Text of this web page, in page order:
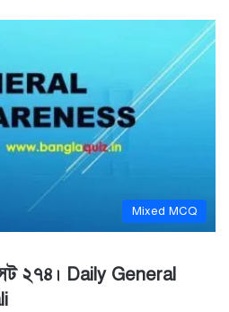
Mixed MCQ
২৭৪। Daily General